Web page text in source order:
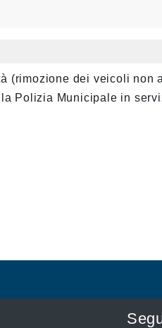
(rimozione dei veicoli non
Polizia Municipale in